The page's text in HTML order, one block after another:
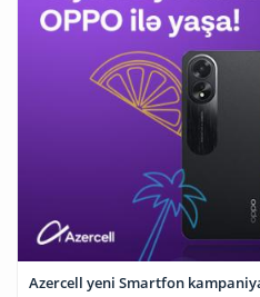
Azercell yeni Smartfon